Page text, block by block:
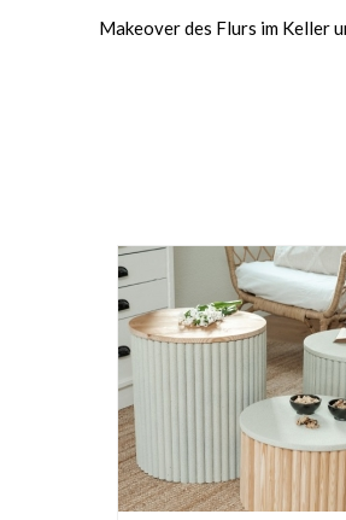
Makeover des Flurs im Keller